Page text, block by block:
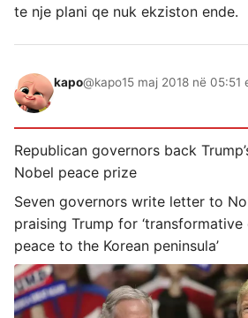
te nje plani qe nuk ekziston ende.
kapo@kapo15 maj 2018 në 05:51
Republican governors back
Nobel peace prize
Seven governors write letter to
praising Trump for
peace to the Korean peninsula’